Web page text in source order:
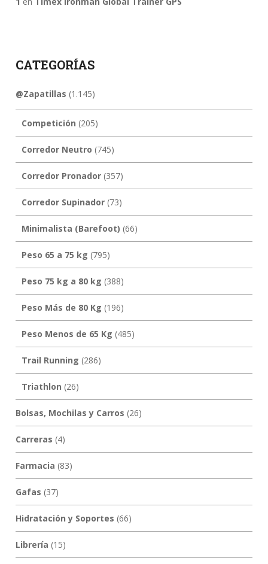
CATEGORÍAS
@Zapatillas (1.145)
Competición (205)
Corredor Neutro (745)
Corredor Pronador(357)
Corredor Supinador(73)
Minimalista (Barefoot) (66)
Peso 65 a 75 kg (795)
Peso 75 kg a 80 kg (388)
Peso Más de 80 Kg (196)
Peso Menos de 65 Kg (485)
Trail Running (286)
Triathlon (26)
Bolsas, Mochilas y Carros (26)
Carreras (4)
Farmacia (83)
Gafas (37)
Hidratación y Soportes (66)
Librería (15)